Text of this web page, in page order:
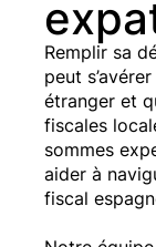
Remplir sa
peut
étranger et
fiscales
sommes
aider à
fiscal